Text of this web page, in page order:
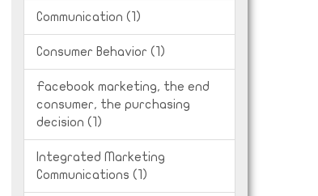
Communication (1)
Consumer Behavior (1)
Facebook marketing, the end
consumer, the purchasing
decision (1)
Integrated Marketing
Communications (1)